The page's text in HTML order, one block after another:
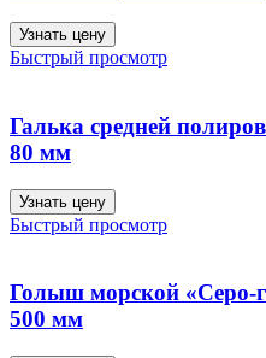
Узнать цену
Быстрый просмотр
Галька средней
80 мм
Узнать цену
Быстрый просмотр
Голыш морской «Серо-
500 мм